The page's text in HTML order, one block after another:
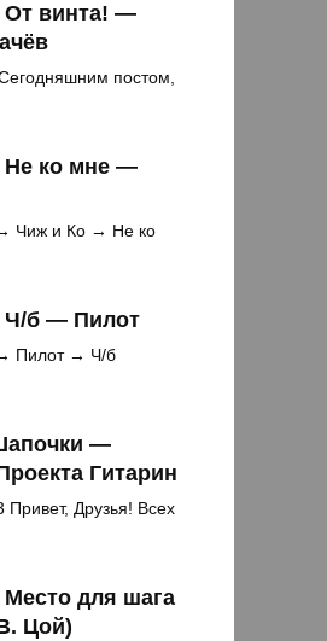
От винта! —
постом,
Не ко мне —
Чиж и Ко → Не ко
Ч/б — Пилот
Пилот → Ч/б
—
Гитарин
Друзья! Всех
для шага
Цой)